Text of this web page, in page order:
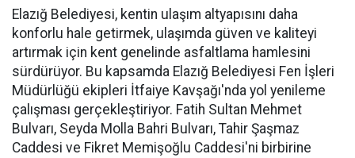
Elazığ Belediyesi, kentin ulaşım altyapısını daha
konforlu hale getirmek, ulaşımda güven ve kaliteyi
artırmak için kent genelinde asfaltlama hamlesini
sürdürüyor. Bu kapsamda Elazığ Belediyesi Fen İşleri
Müdürlüğü ekipleri İtfaiye Kavşağı'nda yol yenileme
çalışması gerçekleştiriyor. Fatih Sultan Mehmet
Bulvarı, Seyda Molla Bahri Bulvarı, Tahir Şaşmaz
Caddesi ve Fikret Memişoğlu Caddesi'ni birbirine